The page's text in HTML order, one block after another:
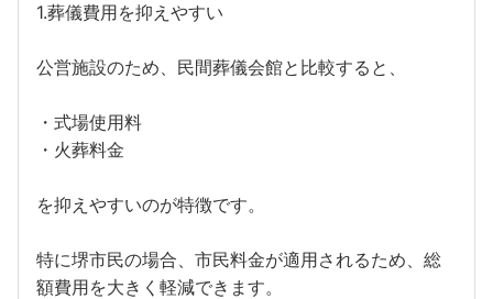
1.葬儀費用を抑えやすい
公営施設のため、民間葬儀会館と比較すると、
・式場使用料
・火葬料金
を抑えやすいのが特徴です。
特に堺市民の場合、市民料金が適用されるため、総
額費用を大きく軽減できます。